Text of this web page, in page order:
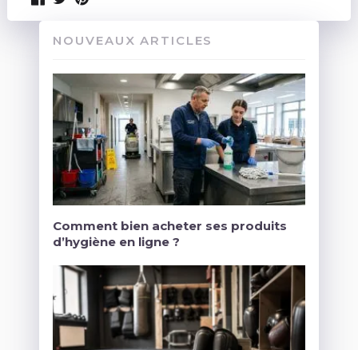
NOUVEAUX ARTICLES
Comment bien acheter ses produits
d’hygiène en ligne ?